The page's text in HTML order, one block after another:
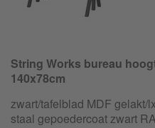
String Works bureau
140x78cm
zwart/tafelblad MDF gelakt/
staal gepoedercoat zwart